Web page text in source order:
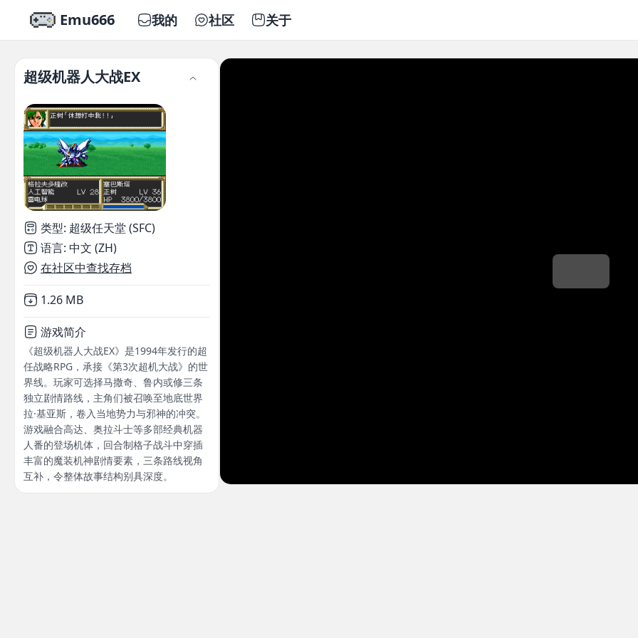
Emu666 我的 社区 关于
超级机器人大战EX
类型: 超级任天堂 (SFC)
语言: 中文 (ZH)
在社区中查找存档
Not downloaded
1.26 MB
游戏简介
《超级机器人大战EX》是1994年发行的超
任战略RPG，承接《第3次超机大战》的世
界线。玩家可选择马撒奇、鲁内或修三条
独立剧情路线，主角们被召唤至地底世界
拉·基亚斯，卷入当地势力与邪神的冲突。
游戏融合高达、奥拉斗士等多部经典机器
人番的登场机体，回合制格子战斗中穿插
丰富的魔装机神剧情要素，三条路线视角
互补，令整体故事结构别具深度。